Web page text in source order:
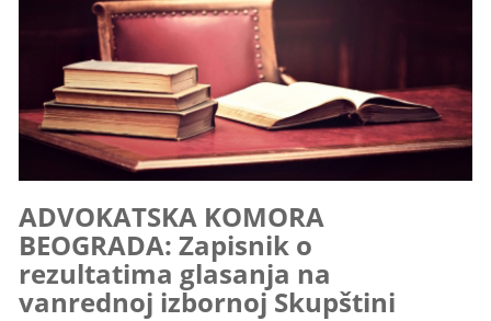
ADVOKATSKA KOMORA
BEOGRADA: Zapisnik o
rezultatima glasanja na
vanrednoj izbornoj Skupštini